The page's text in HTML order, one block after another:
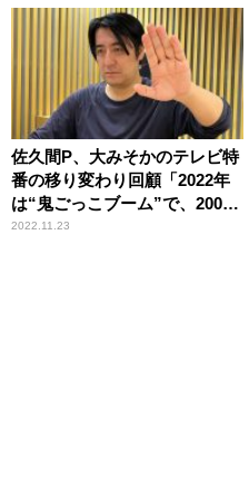
佐久間P、大みそかのテレビ特
番の移り変わり回顧「2022年
は“鬼ごっこブーム”で、2000
年代は……」
2022.11.23